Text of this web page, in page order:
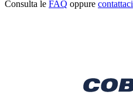
Consulta le FAQ oppure contattaci